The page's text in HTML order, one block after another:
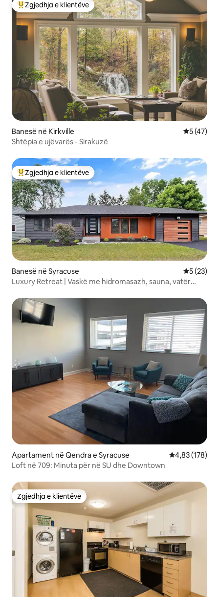
Më të mirat e zgjedhjeve të klientëve
Zgjedhja e klientëve
Banesë në Kirkville Vlerësimi
5 (47)
Shtëpia e ujëvarës - Sirakuzë
Më të mirat e zgjedhjeve të klientëve
Zgjedhja e klientëve
Banesë në Syracuse Vlerësimi
5 (23)
Luxury Retreat | Vaskë me hidromasazh, sauna, vatër
Apartament në Qendra e Syracuse Vlerësimi
4,83 (178)
Loft në 709: Minuta për në SU dhe Downtown
Zgjedhja e klientëve
Zgjedhja e klientëve